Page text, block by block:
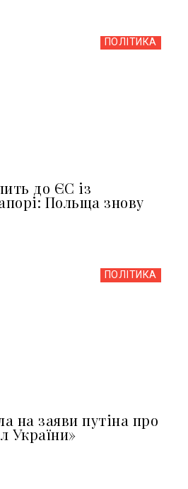
ПОЛІТИКА
до ЄС із
Польща знову
ПОЛІТИКА
на заяви путіна про
України»